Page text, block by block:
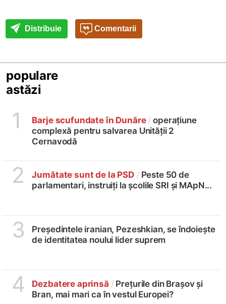
Distribuie Comentarii
populare
astăzi
1 Barje scufundate în Dunăre / operațiune
complexă pentru salvarea Unității 2
Cernavodă
2 Jumătate sunt de la PSD / Peste 50 de
parlamentari, instruiți la școlile SRI și MApN...
3
Președintele iranian, Pezeshkian, se îndoiește
de identitatea noului lider suprem
4 Dezbatere aprinsă /Prețurile din Brașov și
Bran, mai mari ca în vestul Europei?